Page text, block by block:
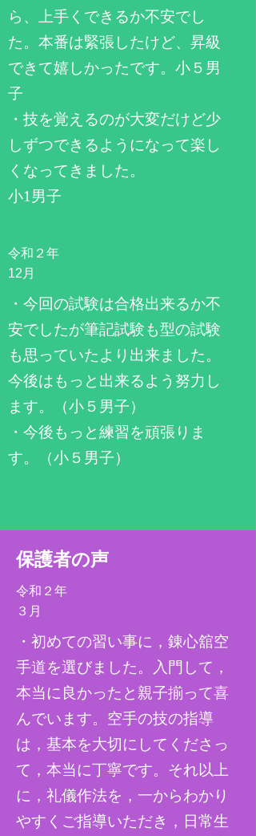
ら、上手くできるか不安でし
た。本番は緊張したけど、昇級
できて嬉しかったです。小５男
子
・技を覚えるのが大変だけど少
しずつできるようになって楽し
くなってきました。
小1男子
令和２年
​12月
​・今回の試験は合格出来るか不
安でしたが筆記試験も型の試験
も思っていたより出来ました。
今後はもっと出来るよう努力し
ます。（小５男子）
・今後もっと練習を頑張りま
す。（小５男子）
​保護者の声
令和２年
​３月
・初めての習い事に，錬心舘空
手道を選びました。入門して，
本当に良かったと親子揃って喜
んでいます。空手の技の指導
は，基本を大切にしてくださっ
て，本当に丁寧です。それ以上
に，礼儀作法を，一からわかり
やすくご指導いただき，日常生